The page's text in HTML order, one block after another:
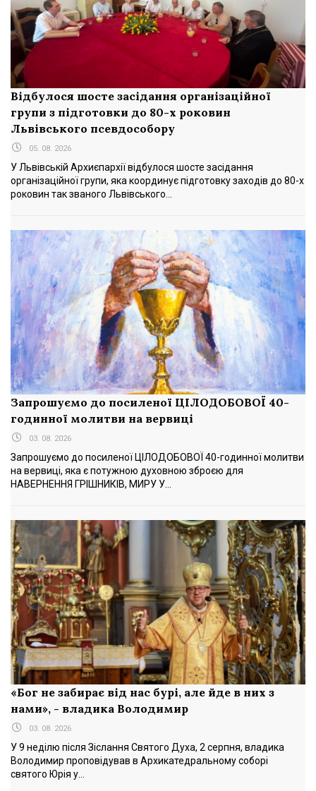
Відбулося шосте засідання організаційної
групи з підготовки до 80-х роковин
Львівського псевдособору
05. 08. 2026
У Львівській Архиєпархії відбулося шосте засідання
організаційної групи, яка координує підготовку заходів до 80-х
роковин так званого Львівського...
Запрошуємо до посиленої ЦІЛОДОБОВОЇ 40-
годинної молитви на вервиці
03. 08. 2026
Запрошуємо до посиленої ЦІЛОДОБОВОЇ 40-годинної молитви
на вервиці, яка є потужною духовною зброєю для
НАВЕРНЕННЯ ГРІШНИКІВ, МИРУ У...
«Бог не забирає від нас бурі, але йде в них з
нами», - владика Володимир
03. 08. 2026
У 9 неділю після Зіслання Святого Духа, 2 серпня, владика
Володимир проповідував в Архикатедральному соборі
святого Юрія у...